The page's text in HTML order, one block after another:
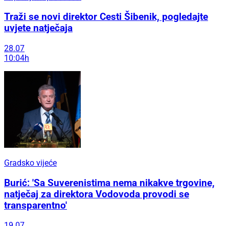
Traži se novi direktor Cesti Šibenik, pogledajte
uvjete natječaja
28.07
10:04h
Gradsko vijeće
Burić: 'Sa Suverenistima nema nikakve trgovine,
natječaj za direktora Vodovoda provodi se
transparentno'